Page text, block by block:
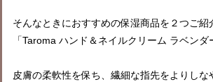
そんなときにおすすめの保湿商品を２つご紹
「Taroma ハンド＆ネイルクリーム ラベンダ
皮膚の柔軟性を保ち、繊細な指先をよりしな